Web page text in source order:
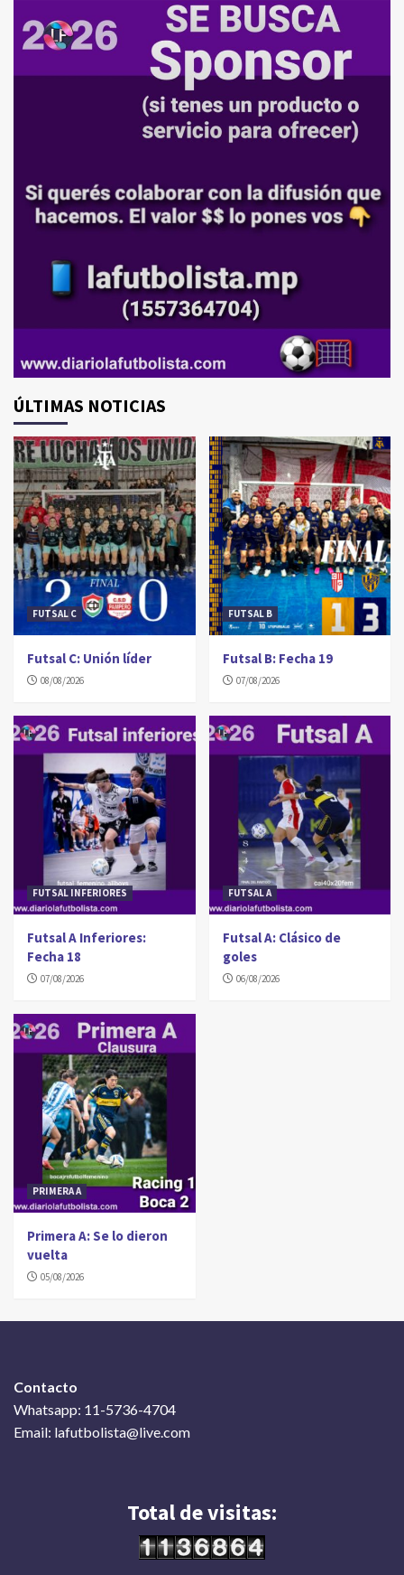
ÚLTIMAS NOTICIAS
FUTSAL C
Futsal C: Unión líder
08/08/2026
FUTSAL B
Futsal B: Fecha 19
07/08/2026
FUTSAL INFERIORES
Futsal A Inferiores:
Fecha 18
07/08/2026
FUTSAL A
Futsal A: Clásico de
goles
06/08/2026
PRIMERA A
Primera A: Se lo dieron
vuelta
05/08/2026
Contacto
Whatsapp: 11-5736-4704
Email: lafutbolista@live.com
Total de visitas: